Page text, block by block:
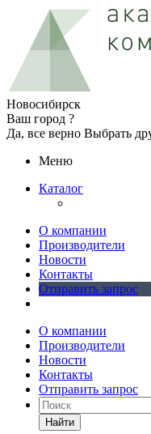
Новосибирск
Ваш город ?
Да, все верно Выбрать
Меню
Каталог
О компании
Производители
Новости
Контакты
Отправить запрос
О компании
Производители
Новости
Контакты
Отправить запрос
Найти